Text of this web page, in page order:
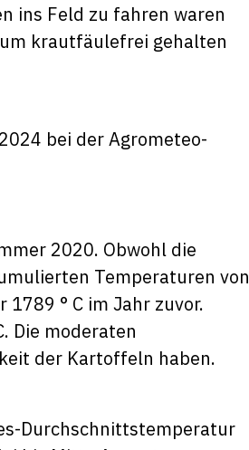
ins Feld zu fahren waren
krautfäulefrei gehalten
bei der Agrometeo-
2020. Obwohl die
Temperaturen von
° C im Jahr zuvor.
Die moderaten
der Kartoffeln haben.
Durchschnittstemperatur